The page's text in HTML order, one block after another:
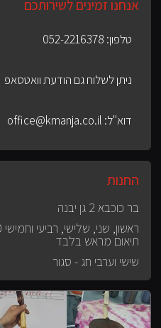
אנחנו זמינים לשירותכם
טלפון: 052-2216378
ניתן לשלוח גם הודעת וואטסאפ
דוא"ל: office@kmanja.co.il
החנות
בר כוכבא 2 גן יבנה
ראשון, שני, שלישי, רביעי וחמישי 09:30 עד 20:00
תיאום מראש בלבד
שישי וערבי חג - סגור